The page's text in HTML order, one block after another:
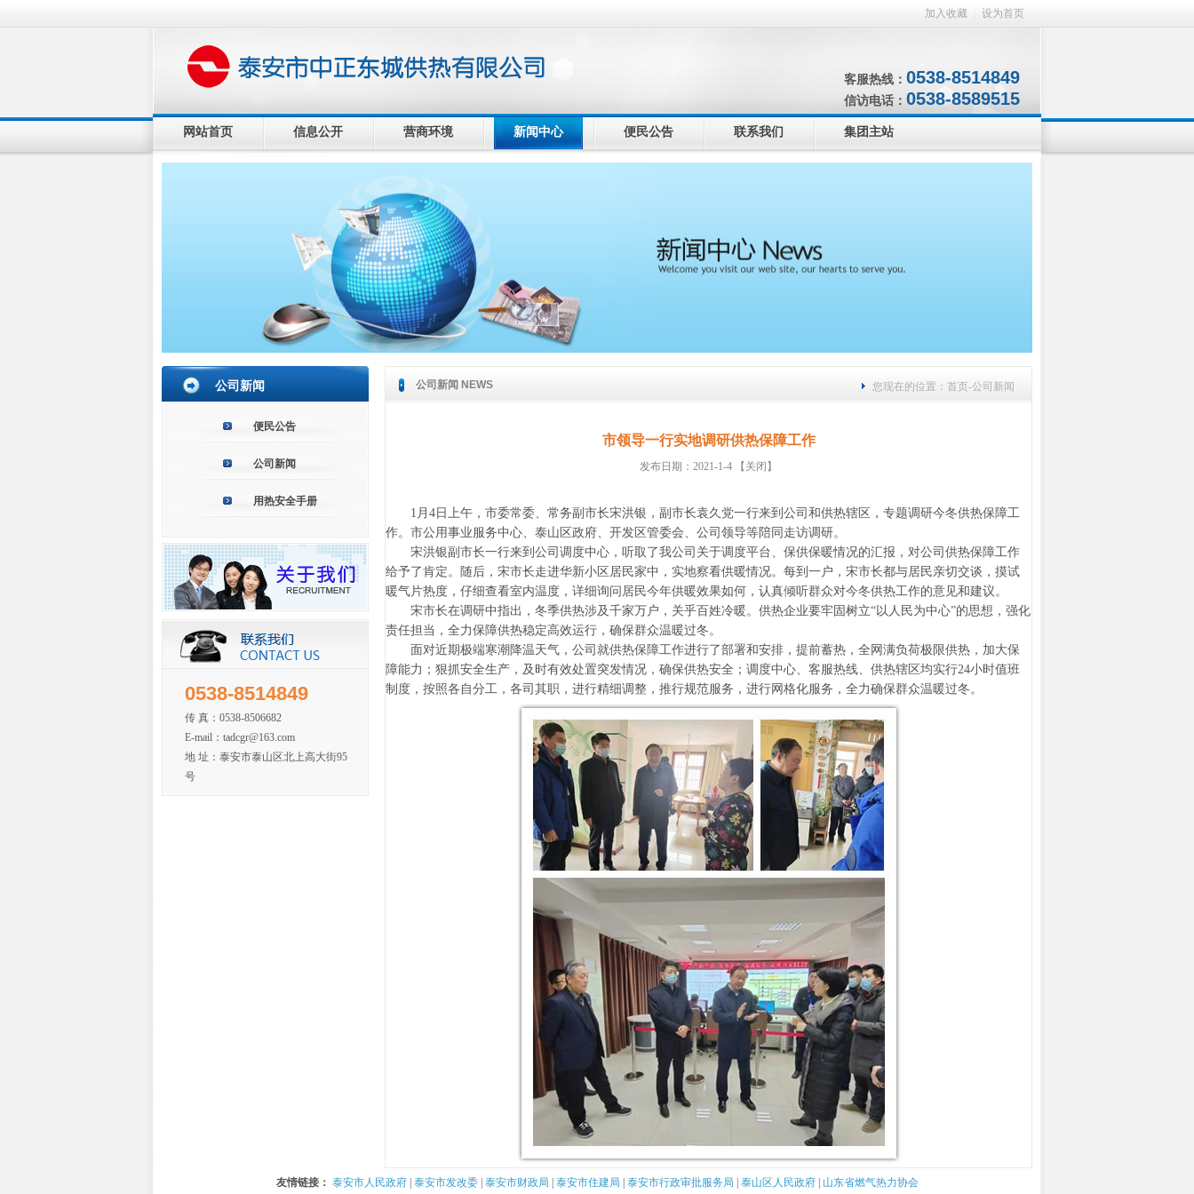
加入收藏 设为首页
客服热线： 0538-8514849
信访电话： 0538-8589515
网站首页 信息公开 营商环境 新闻中心 便民公告 联系我们 集团主站
公司新闻
便民公告
公司新闻
用热安全手册
0538-8514849
传 真：0538-8506682
E-mail：tadcgr@163.com
地 址：泰安市泰山区北上高大街95
号
公司新闻 NEWS 您现在的位置： 首页-公司新闻
市领导一行实地调研供热保障工作
发布日期：2021-1-4 【关闭】
1月4日上午，市委常委、常务副市长宋洪银，副市长袁久党一行来到公司和供热辖区，专题调研今冬供热保障工
作。市公用事业服务中心、泰山区政府、开发区管委会、公司领导等陪同走访调研。
宋洪银副市长一行来到公司调度中心，听取了我公司关于调度平台、保供保暖情况的汇报，对公司供热保障工作
给予了肯定。随后，宋市长走进华新小区居民家中，实地察看供暖情况。每到一户，宋市长都与居民亲切交谈，摸试
暖气片热度，仔细查看室内温度，详细询问居民今年供暖效果如何，认真倾听群众对今冬供热工作的意见和建议。
宋市长在调研中指出，冬季供热涉及千家万户，关乎百姓冷暖。供热企业要牢固树立“以人民为中心”的思想，强化
责任担当，全力保障供热稳定高效运行，确保群众温暖过冬。
面对近期极端寒潮降温天气，公司就供热保障工作进行了部署和安排，提前蓄热，全网满负荷极限供热，加大保
障能力；狠抓安全生产，及时有效处置突发情况，确保供热安全；调度中心、客服热线、供热辖区均实行24小时值班
制度，按照各自分工，各司其职，进行精细调整，推行规范服务，进行网格化服务，全力确保群众温暖过冬。
友情链接： 泰安市人民政府 泰安市发改委| 泰安市财政局 泰安市住建局 泰安市行政审批服务局 泰山区人民政府| 山东省燃气热力协会